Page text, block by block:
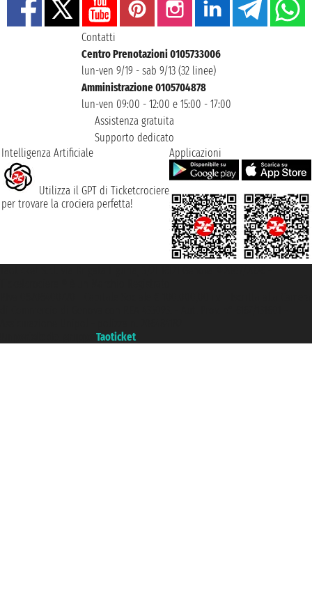
Contatti
Centro Prenotazioni 0105733006
lun-ven 9/19 - sab 9/13 (32 linee)
Amministrazione 0105704878
lun-ven 09:00 - 12:00 e 15:00 - 17:00
Assistenza gratuita
Supporto dedicato
Intelligenza Artificiale
Utilizza il GPT di Ticketcrociere
per trovare la crociera perfetta!
Applicazioni
Taoticket